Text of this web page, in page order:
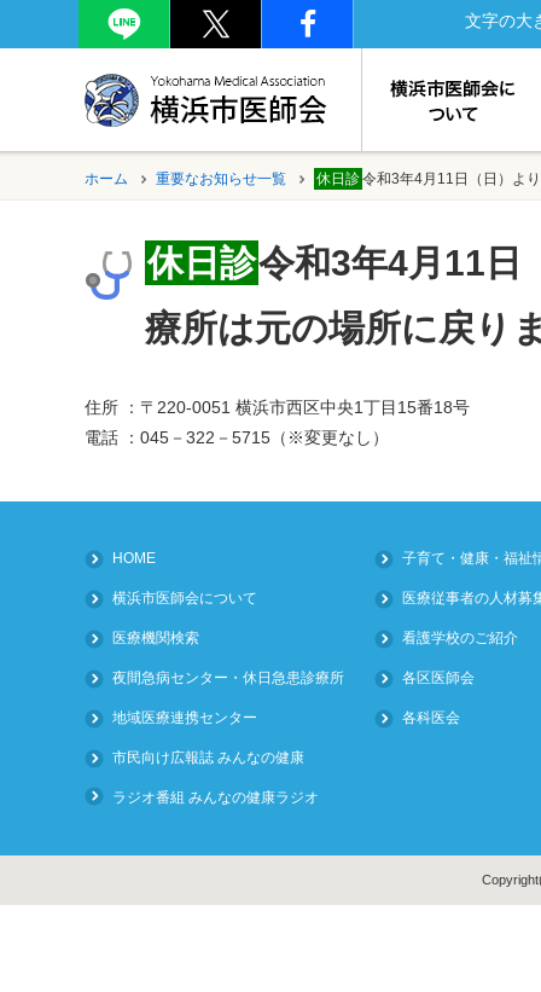
文字の大
ホーム 重要なお知らせ一覧 休日診令和3年4月11日（日）よ
休日診令和3年4月11日
療所は元の場所に戻り
住所 ：〒220-0051 横浜市西区中央1丁目15番18号
電話 ：045－322－5715（※変更なし）
HOME
横浜市医師会について
医療機関検索
夜間急病センター・休日急患診療所
地域医療連携センター
市民向け広報誌 みんなの健康
ラジオ番組 みんなの健康ラジオ
子育て・健康・福祉
医療従事者の人材募
看護学校のご紹介
各区医師会
各科医会